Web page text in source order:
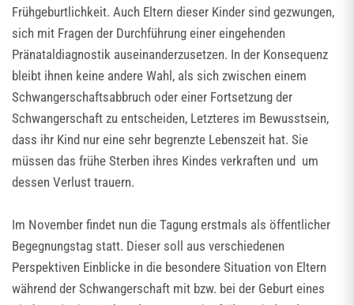
Frühgeburtlichkeit. Auch Eltern dieser Kinder sind gezwungen,
sich mit Fragen der Durchführung einer eingehenden
Pränataldiagnostik auseinanderzusetzen. In der Konsequenz
bleibt ihnen keine andere Wahl, als sich zwischen einem
Schwangerschaftsabbruch oder einer Fortsetzung der
Schwangerschaft zu entscheiden, Letzteres im Bewusstsein,
dass ihr Kind nur eine sehr begrenzte Lebenszeit hat. Sie
müssen das frühe Sterben ihres Kindes verkraften und um
dessen Verlust trauern.
Im November findet nun die Tagung erstmals als öffentlicher
Begegnungstag statt. Dieser soll aus verschiedenen
Perspektiven Einblicke in die besondere Situation von Eltern
während der Schwangerschaft mit bzw. bei der Geburt eines